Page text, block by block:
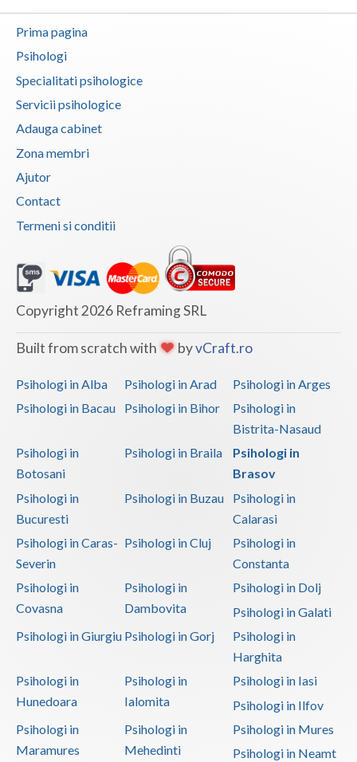
Prima pagina
Psihologi
Specialitati psihologice
Servicii psihologice
Adauga cabinet
Zona membri
Ajutor
Contact
Termeni si conditii
Copyright 2026 Reframing SRL
Built from scratch with byvCraft.ro
Psihologi in Alba Psihologi in Arad
Psihologi in Arges
Psihologi in Bacau
Psihologi in Bihor
Psihologi in
Bistrita-Nasaud
Psihologi in
Botosani
Psihologi in Braila
Psihologi in
Brasov
Psihologi in
Bucuresti
Psihologi in Buzau
Psihologi in
Calarasi
Psihologi in Caras-
Severin
Psihologi in Cluj
Psihologi in
Constanta
Psihologi in
Covasna
Psihologi in
Dambovita
Psihologi in Dolj
Psihologi in Galati
Psihologi in Giurgiu Psihologi in Gorj
Psihologi in
Harghita
Psihologi in
Hunedoara
Psihologi in
Ialomita
Psihologi in Iasi
Psihologi in Ilfov
Psihologi in
Maramures
Psihologi in
Mehedinti
Psihologi in Mures
Psihologi in Neamt